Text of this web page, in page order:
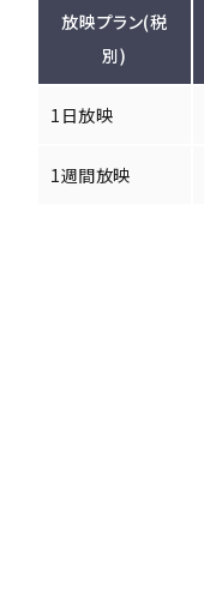
放映プラン(税
別)
1日放映
1週間放映